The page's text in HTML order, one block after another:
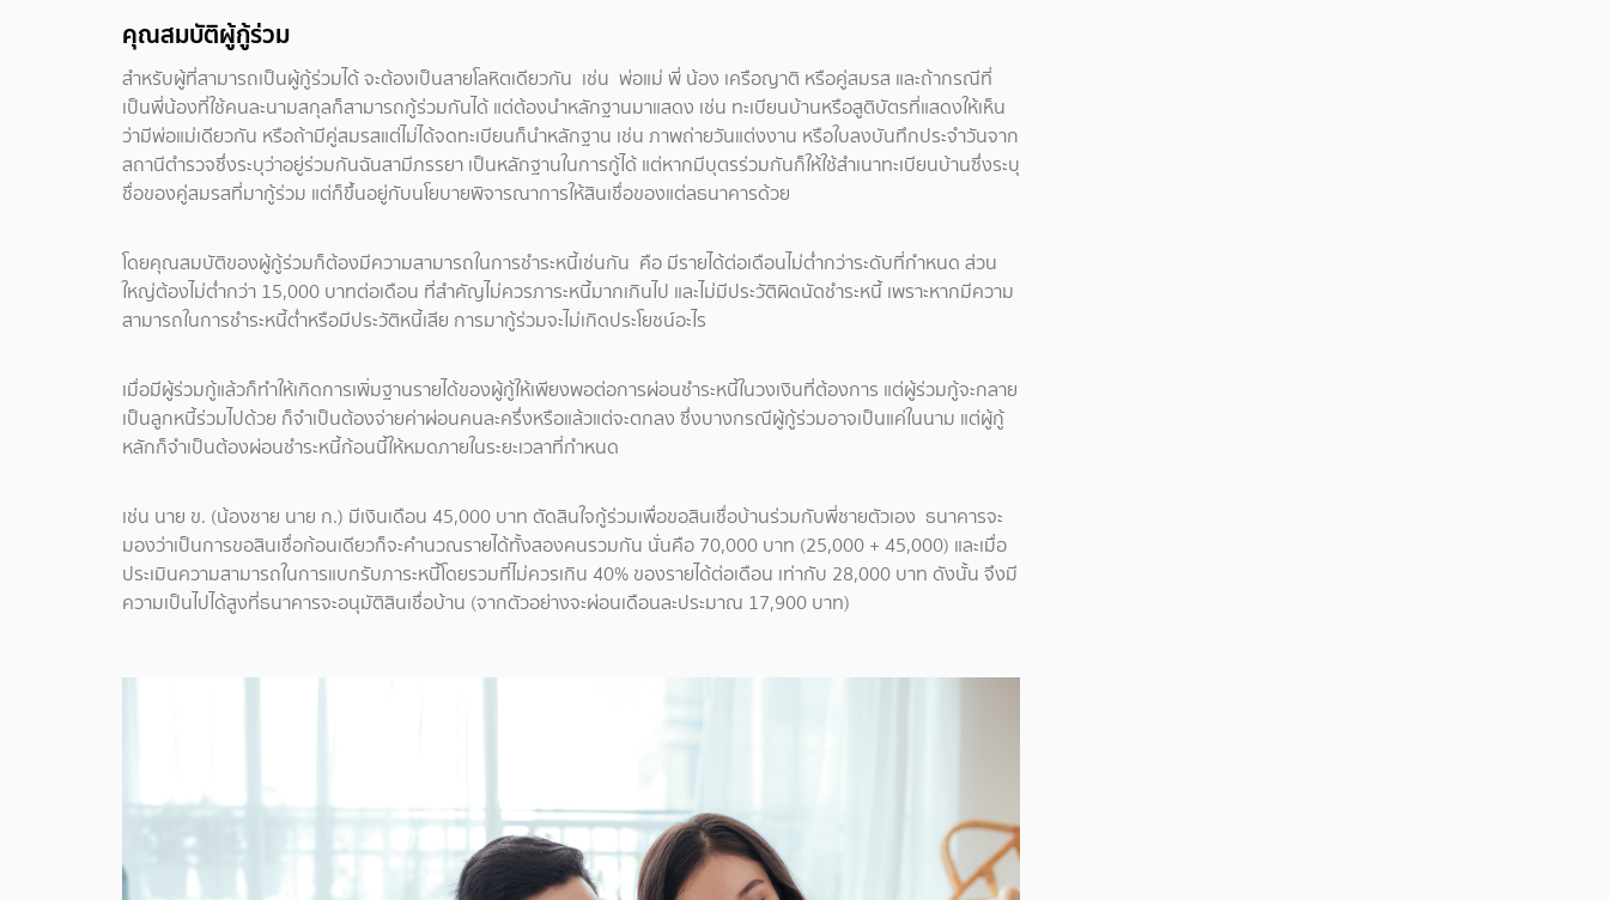
คุณสมบัติผู้กู้ร่วม
สำหรับผู้ที่สามารถเป็นผู้กู้ร่วมได้ จะต้องเป็นสายโลหิตเดียวกัน เช่น พ่อแม่ พี่ น้อง เครือญาติ หรือคู่สมรส และถ้ากรณีที่
เป็นพี่น้องที่ใช้คนละนามสกุลก็สามารถกู้ร่วมกันได้ แต่ต้องนำหลักฐานมาแสดง เช่น ทะเบียนบ้านหรือสูติบัตรที่แสดงให้เห็น
ว่ามีพ่อแม่เดียวกัน หรือถ้ามีคู่สมรสแต่ไม่ได้จดทะเบียนก็นำหลักฐาน เช่น ภาพถ่ายวันแต่งงาน หรือใบลงบันทึกประจำวันจาก
สถานีตำรวจซึ่งระบุว่าอยู่ร่วมกันฉันสามีภรรยา เป็นหลักฐานในการกู้ได้ แต่หากมีบุตรร่วมกันก็ให้ใช้สำเนาทะเบียนบ้านซึ่งระบุ
ชื่อของคู่สมรสที่มากู้ร่วม แต่ก็ขึ้นอยู่กับนโยบายพิจารณาการให้สินเชื่อของแต่ลธนาคารด้วย
โดยคุณสมบัติของผู้กู้ร่วมก็ต้องมีความสามารถในการชำระหนี้เช่นกัน คือ มีรายได้ต่อเดือนไม่ต่ำกว่าระดับที่กำหนด ส่วน
ใหญ่ต้องไม่ต่ำกว่า 15,000 บาทต่อเดือน ที่สำคัญไม่ควรภาระหนี้มากเกินไป และไม่มีประวัติผิดนัดชำระหนี้ เพราะหากมีความ
สามารถในการชำระหนี้ต่ำหรือมีประวัติหนี้เสีย การมากู้ร่วมจะไม่เกิดประโยชน์อะไร
เมื่อมีผู้ร่วมกู้แล้วก็ทำให้เกิดการเพิ่มฐานรายได้ของผู้กู้ให้เพียงพอต่อการผ่อนชำระหนี้ในวงเงินที่ต้องการ แต่ผู้ร่วมกู้จะกลาย
เป็นลูกหนี้ร่วมไปด้วย ก็จำเป็นต้องจ่ายค่าผ่อนคนละครึ่งหรือแล้วแต่จะตกลง ซึ่งบางกรณีผู้กู้ร่วมอาจเป็นแค่ในนาม แต่ผู้กู้
หลักก็จำเป็นต้องผ่อนชำระหนี้ก้อนนี้ให้หมดภายในระยะเวลาที่กำหนด
เช่น นาย ข. (น้องชาย นาย ก.) มีเงินเดือน 45,000 บาท ตัดสินใจกู้ร่วมเพื่อขอสินเชื่อบ้านร่วมกับพี่ชายตัวเอง ธนาคารจะ
มองว่าเป็นการขอสินเชื่อก้อนเดียวก็จะคำนวณรายได้ทั้งสองคนรวมกัน นั่นคือ 70,000 บาท (25,000 + 45,000) และเมื่อ
ประเมินความสามารถในการแบกรับภาระหนี้โดยรวมที่ไม่ควรเกิน 40% ของรายได้ต่อเดือน เท่ากับ 28,000 บาท ดังนั้น จึงมี
ความเป็นไปได้สูงที่ธนาคารจะอนุมัติสินเชื่อบ้าน (จากตัวอย่างจะผ่อนเดือนละประมาณ 17,900 บาท)